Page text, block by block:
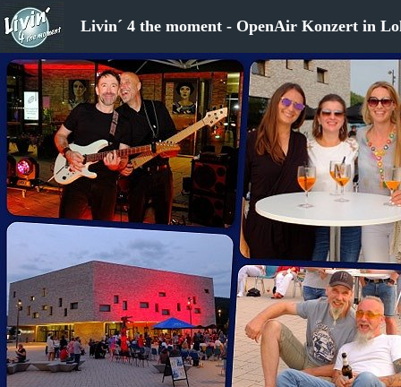
Livin´ 4 the moment - OpenAir Konzert in